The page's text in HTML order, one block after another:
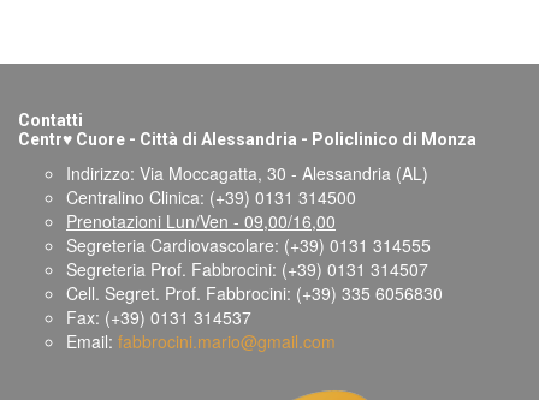
Contatti
Centr♥ Cuore - Città di Alessandria - Policlinico di Monza
Indirizzo: Via Moccagatta, 30 - Alessandria (AL)
Centralino Clinica: (+39) 0131 314500
Prenotazioni Lun/Ven - 09,00/16,00
Segreteria Cardiovascolare: (+39) 0131 314555
Segreteria Prof. Fabbrocini: (+39) 0131 314507
Cell. Segret. Prof. Fabbrocini: (+39) 335 6056830
Fax: (+39) 0131 314537
Email: fabbrocini.mario@gmail.com